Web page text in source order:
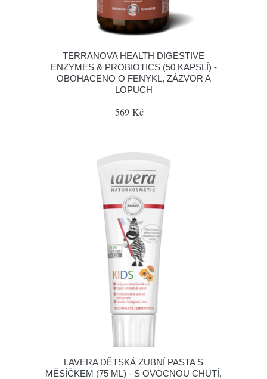
TERRANOVA HEALTH DIGESTIVE
ENZYMES & PROBIOTICS (50 KAPSLÍ) -
OBOHACENO O FENYKL, ZÁZVOR A
LOPUCH
569 Kč
LAVERA DĚTSKÁ ZUBNÍ PASTA S
MĚSÍČKEM (75 ML) - S OVOCNOU CHUTÍ,